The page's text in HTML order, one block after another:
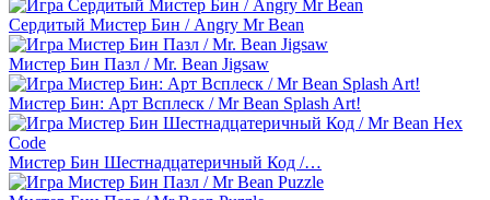
Сердитый Мистер Бин / Angry Mr Bean
Мистер Бин Пазл / Mr. Bean Jigsaw
Мистер Бин: Арт Всплеск / Mr Bean Splash Art!
Мистер Бин Шестнадцатеричный Код /…